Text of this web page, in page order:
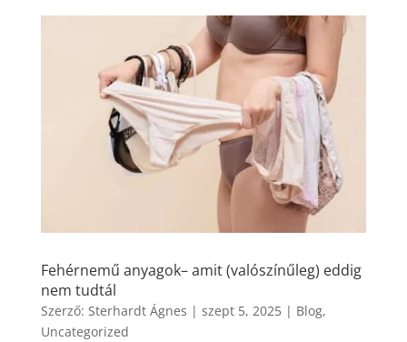
Fehérnemű anyagok– amit (valószínűleg) eddig
nem tudtál
Szerző: Sterhardt Ágnes | szept 5, 2025| Blog,
Uncategorized